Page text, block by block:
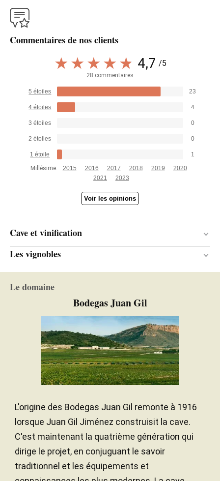
Commentaires de nos clients
4,7 /5
28 commentaires
5 étoiles 23
4 étoiles 4
3 étoiles 0
2 étoiles 0
1 étoile
1
Millésime:
2015 2016 2017 2018 2019
2020
2021
2023
Voir les opinions
Cave et vinification
MATÉRIAU DE
DURÉE DE L'ÉLEVAGE
Neuves
Chênes français et américain
Les vignobles
Le domaine
Bodegas Juan Gil
L'origine des Bodegas Juan Gil remonte à 1916
lorsque Juan Gil Jiménez construisit la cave.
C'est maintenant la quatrième génération qui
dirige le projet, en conjuguant le savoir
traditionnel et les équipements et